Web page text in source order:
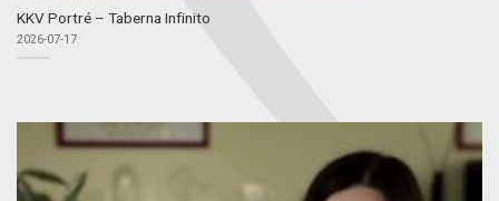
KKV Portré – Taberna Infinito
2026-07-17